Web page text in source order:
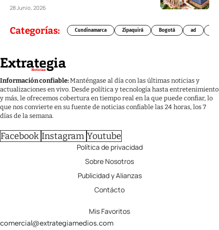
28 Junio, 2026
Categorías: Cundinamarca Zipaquirá Bogotá ad
Información confiable:Manténgase al día con las últimas noticias y
actualizaciones en vivo. Desde política y tecnología hasta entretenimiento
y más, le ofrecemos cobertura en tiempo real en la que puede confiar, lo
que nos convierte en su fuente de noticias confiable las 24 horas, los 7
días de la semana.
Facebook Instagram Youtube
Política de privacidad
Sobre Nosotros
Publicidad y Alianzas
Contácto
Mis Favoritos
comercial@extrategiamedios.com